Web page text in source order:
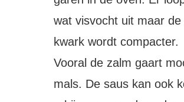
wat visvocht uit maar de
kwark wordt compacter.
Vooral de zalm gaart
mals. De saus kan ook